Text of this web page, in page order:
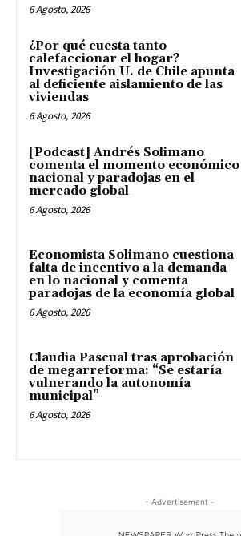
6 Agosto, 2026
¿Por qué cuesta tanto
calefaccionar el hogar?
Investigación U. de Chile apunta
al deficiente aislamiento de las
viviendas
6 Agosto, 2026
[Podcast] Andrés Solimano
comenta el momento económico
nacional y paradojas en el
mercado global
6 Agosto, 2026
Economista Solimano cuestiona
falta de incentivo a la demanda
en lo nacional y comenta
paradojas de la economía global
6 Agosto, 2026
Claudia Pascual tras aprobación
de megarreforma: “Se estaría
vulnerando la autonomía
municipal”
6 Agosto, 2026
- Advertisement -